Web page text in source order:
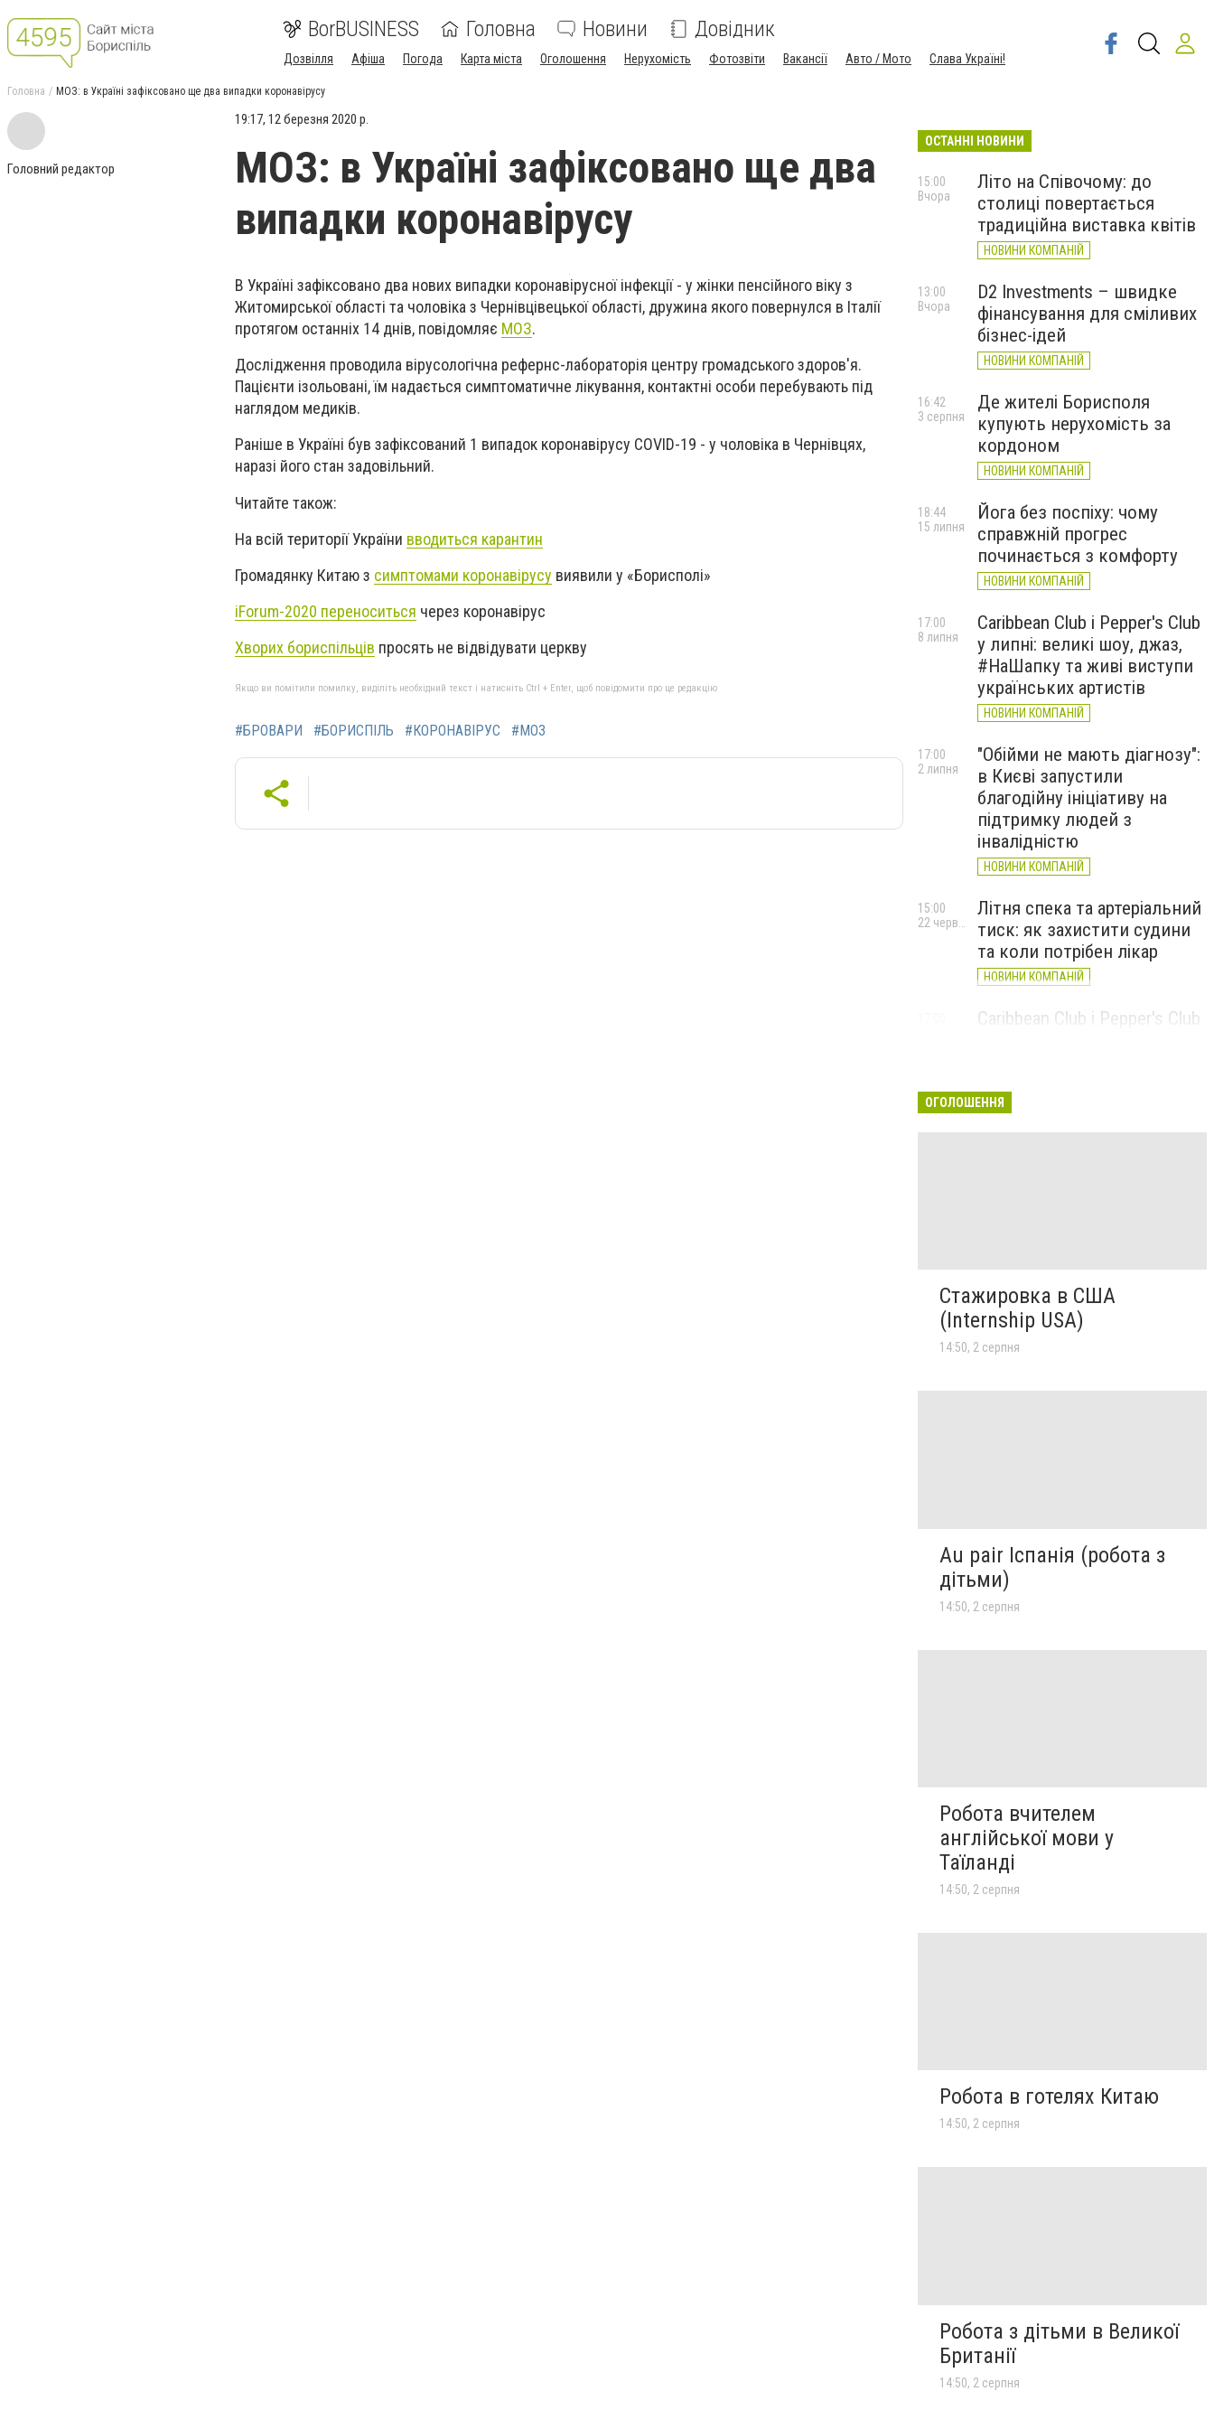
BorBUSINESS Головна Новини Довідник
Дозвілля Афіша Погода Карта міста Оголошення Нерухомість Фотозвіти Вакансії Авто / Мото Слава Україні!
Головна МОЗ: в Україні зафіксовано ще два випадки коронавірусу
Головний редактор
19:17, 12 березня 2020 р.
МОЗ: в Україні зафіксовано ще два
випадки коронавірусу
В Україні зафіксовано два нових випадки коронавірусної інфекції - у жінки пенсійного віку з
Житомирської області та чоловіка з Чернівцівецької області, дружина якого повернулся в Італії
протягом останніх 14 днів, повідомляє МОЗ.
Дослідження проводила вірусологічна рефернс-лабораторія центру громадського здоров'я.
Пацієнти ізольовані, їм надається симптоматичне лікування, контактні особи перебувають під
наглядом медиків.
Раніше в Україні був зафіксований 1 випадок коронавірусу COVID-19 - у чоловіка в Чернівцях,
наразі його стан задовільний.
Читайте також:
На всій території України вводиться карантин
Громадянку Китаю з симптомами коронавірусу виявили у «Борисполі»
iForum-2020 переноситься через коронавірус
Хворих бориспільців просять не відвідувати церкву
Якщо ви помітили помилку, виділіть необхідний текст і натисніть Ctrl + Enter, щоб повідомити про це редакцію
#БРОВАРИ #БОРИСПІЛЬ #КОРОНАВІРУС #МОЗ
ОСТАННІ НОВИНИ
Літо на Співочому: до
столиці повертається
традиційна виставка квітів
НОВИНИ КОМПАНІЙ
15:00
Вчора
D2 Investments – швидке
фінансування для сміливих
бізнес-ідей
НОВИНИ КОМПАНІЙ
13:00
Вчора
Де жителі Борисполя
купують нерухомість за
кордоном
НОВИНИ КОМПАНІЙ
16:42
3 серпня
Йога без поспіху: чому
справжній прогрес
починається з комфорту
НОВИНИ КОМПАНІЙ
18:44
15 липня
Caribbean Club і Pepper's Club
у липні: великі шоу, джаз,
#НаШапку та живі виступи
українських артистів
НОВИНИ КОМПАНІЙ
17:00
8 липня
"Обійми не мають діагнозу":
в Києві запустили
благодійну ініціативу на
підтримку людей з
інвалідністю
НОВИНИ КОМПАНІЙ
17:00
2 липня
Літня спека та артеріальний
тиск: як захистити судини
та коли потрібен лікар
НОВИНИ КОМПАНІЙ
15:00
Caribbean Club і Pepper's Club
НОВИНИ КОМПАНІЙ
ОГОЛОШЕННЯ
Стажировка в США
(Internship USA)
14:50, 2 серпня
Au pair Іспанія (робота з
дітьми)
14:50, 2 серпня
Робота вчителем
англійської мови у
Таїланді
14:50, 2 серпня
Робота в готелях Китаю
14:50, 2 серпня
Робота з дітьми в Великої
Британії
14:50, 2 серпня